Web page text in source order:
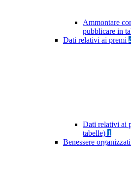
Ammontare
pubblicare in
Dati relativi ai premi
Dati relativi ai
tabelle) 1
Benessere